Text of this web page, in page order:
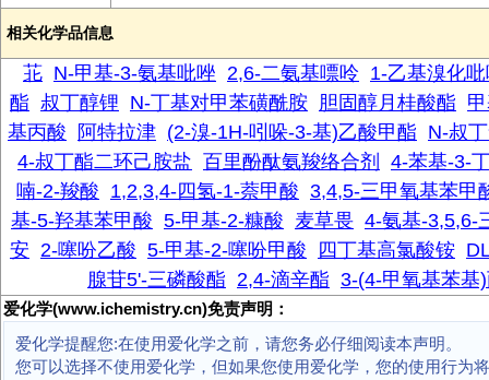
相关化学品信息
苝 N-甲基-3-氨基吡唑 2,6-二氨基嘌呤 1-乙基溴化
酯 叔丁醇锂 N-丁基对甲苯磺酰胺 胆固醇月桂酸酯
基丙酸
阿特拉津 (2-溴-1H-吲哚-3-基)乙酸甲酯 N-叔
4-叔丁酯二环己胺盐 百里酚酞氨羧络合剂
4-苯基-3-
喃-2-羧酸 1,2,3,4-四氢-1-萘甲酸 3,4,5-三甲氧基苯甲
基-5-羟基苯甲酸 5-甲基-2-糠酸 麦草畏 4-氨基-3,5,6-
安 2-噻吩乙酸 5-甲基-2-噻吩甲酸 四丁基高氯酸铵
腺苷5'-三磷酸酯 2,4-滴辛酯 3-(4-甲氧基苯基
爱化学(www.ichemistry.cn)免责声明：
爱化学提醒您:在使用爱化学之前，请您务必仔细阅读本声明。
您可以选择不使用爱化学，但如果您使用爱化学，您的使用行为